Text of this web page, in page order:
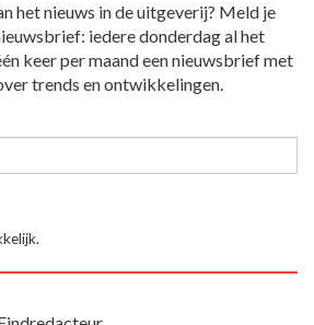
het nieuws in de uitgeverij? Meld je
iedere donderdag al het
keer per maand een nieuwsbrief met
trends en ontwikkelingen.